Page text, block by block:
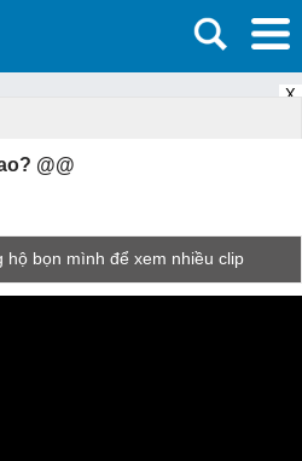
X
@@
hộ bọn mình để xem nhiều clip